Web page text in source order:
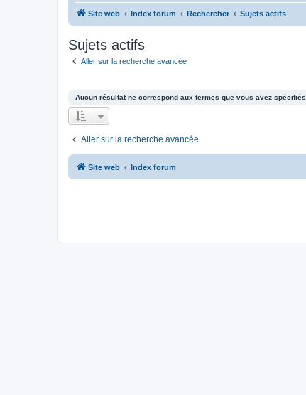
Site web Index forum Rechercher Sujets actifs
Sujets actifs
Aller sur la recherche avancée
Aucun résultat ne correspond aux termes que vous avez spécifiés.
Aller sur la recherche avancée
Site web Index forum